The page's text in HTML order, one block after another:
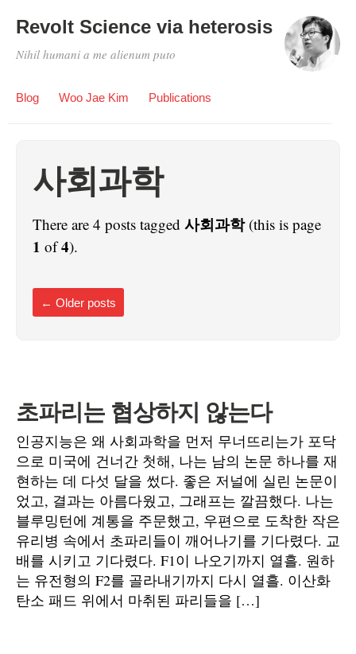
Revolt Science via heterosis
Nihil humani a me alienum puto
Blog Woo Jae Kim Publications
사회과학
There are 4 posts tagged 사회과학(this is page
1 of4).
← Older posts
초파리는 협상하지 않는다
인공지능은 왜 사회과학을 먼저 무너뜨리는가 포닥
으로 미국에 건너간 첫해, 나는 남의 논문 하나를 재
현하는 데 다섯 달을 썼다. 좋은 저널에 실린 논문이
었고, 결과는 아름다웠고, 그래프는 깔끔했다. 나는
블루밍턴에 계통을 주문했고, 우편으로 도착한 작은
유리병 속에서 초파리들이 깨어나기를 기다렸다. 교
배를 시키고 기다렸다. F1이 나오기까지 열흘. 원하
는 유전형의 F2를 골라내기까지 다시 열흘. 이산화
탄소 패드 위에서 마취된 파리들을 […]